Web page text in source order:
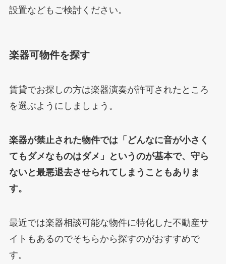
設置などもご検討ください。
楽器可物件を探す
賃貸でお探しの方は楽器演奏が許可されたところ
を選ぶようにしましょう。
楽器が禁止された物件では「どんなに音が小さく
てもダメなものはダメ」というのが基本で、守ら
ないと最悪退去させられてしまうこともありま
す。
最近では楽器相談可能な物件に特化した不動産サ
イトもあるのでそちらから探すのがおすすめで
す。